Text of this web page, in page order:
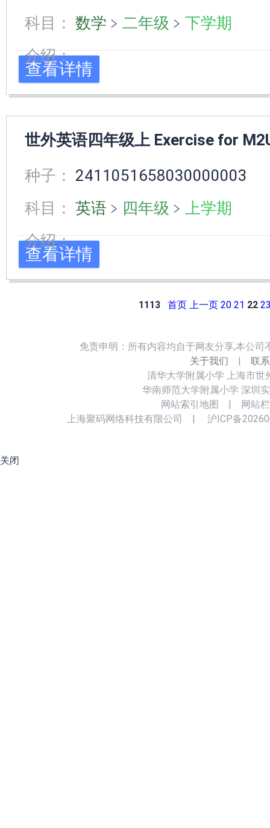
科目： 数学 ﹥ 二年级 ﹥ 下学期
介绍：
查看详情
世外英语四年级上 Exercise for
种子： 2411051658030000003
科目： 英语 ﹥ 四年级 ﹥ 上学期
介绍：
查看详情
1113 首页 上一页 20 21 22
免责申明：所有内容均自于网友分享,本公
关于我们 | 联
清华大学附属小学 上海市世
华南师范大学附属小学 深圳
网站索引地图
| 网站
上海聚码网络科技有限公司
| 沪ICP备
关闭